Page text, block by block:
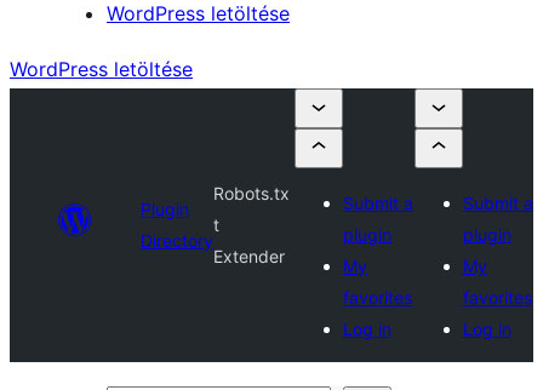
WordPress letöltése
WordPress letöltése
Plugin
Directory
Robots.tx
t
Extender
Submit a
plugin
My
favorites
Log in
Submit a
plugin
My
favorites
Log in